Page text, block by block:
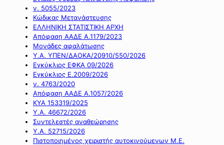
ν. 5055/2023
Κώδικας Μετανάστευσης
ΕΛΛΗΝΙΚΗ ΣΤΑΤΙΣΤΙΚΗ ΑΡΧΗ
Απόφαση ΑΑΔΕ Α.1179/2023
Μονάδες αφαλάτωσης
Υ.Α. ΥΠΕΝ/ΔΑΟΚΑ/20910/550/2026
Εγκύκλιος ΕΦΚΑ 09/2026
Εγκύκλιος Ε.2009/2026
ν. 4763/2020
Απόφαση ΑΑΔΕ Α.1057/2026
ΚΥΑ 153319/2025
Υ.Α. 46672/2026
Συντελεστές αναθεώρησης
Υ.Α. 52715/2026
Πιστοποιημένος χειριστής αυτοκινούμενων Μ.Ε.